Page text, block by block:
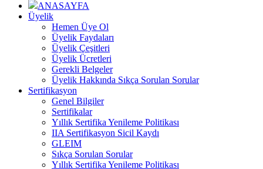
ANASAYFA
Üyelik
Hemen Üye Ol
Üyelik Faydaları
Üyelik Çeşitleri
Üyelik Ücretleri
Gerekli Belgeler
Üyelik Hakkında Sıkça Sorulan Sorular
Sertifikasyon
Genel Bilgiler
Sertifikalar
Yıllık Sertifika Yenileme Politikası
IIA Sertifikasyon Sicil Kaydı
GLEIM
Sıkça Sorulan Sorular
Yıllık Sertifika Yenileme Politikası